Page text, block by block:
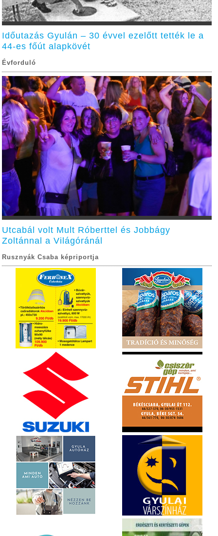
Időutazás Gyulán – 30 évvel ezelőtt tették le a
44-es főút alapkövét
Évforduló
Utcabál volt Mult Róberttel és Jobbágy
Zoltánnal a Világóránál
Rusznyák Csaba képriportja